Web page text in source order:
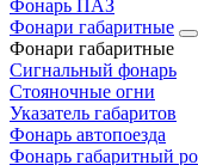
Фонарь ПАЗ
Фонари габаритные
Фонари габаритные
Сигнальный фонарь
Стояночные огни
Указатель габаритов
Фонарь автопоезда
Фонарь габаритный